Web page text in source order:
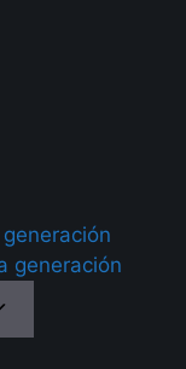
generación